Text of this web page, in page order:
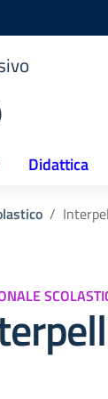
Didattica